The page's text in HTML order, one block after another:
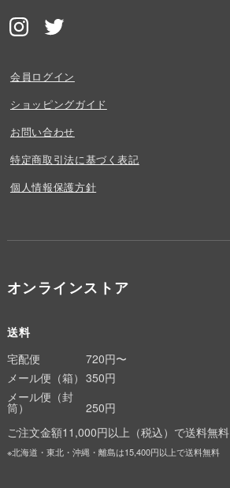
会員ログイン
ショッピングガイド
お問い合わせ
特定商取引法に基づく表記
個人情報保護方針
オンラインストア
送料
宅配便
720円〜
メール便（箱） 350円
メール便（封
筒）
250円
ご注文金額11,000円以上（税込）で送料無料
※北海道・東北・沖縄・離島は15,400円以上で送料無料